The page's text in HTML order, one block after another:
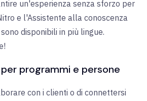
un'esperienza senza sforzo per
e l'Assistente alla conoscenza
sono disponibili in più lingue.
programmi e persone
con i clienti o di connettersi